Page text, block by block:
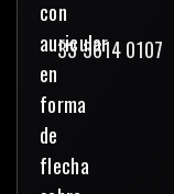
33 3614 0107